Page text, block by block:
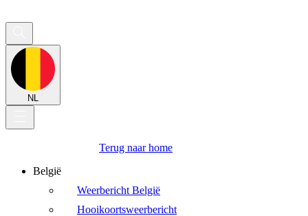
NL
Terug naar home
België
Weerbericht België
Hooikoortsweerbericht